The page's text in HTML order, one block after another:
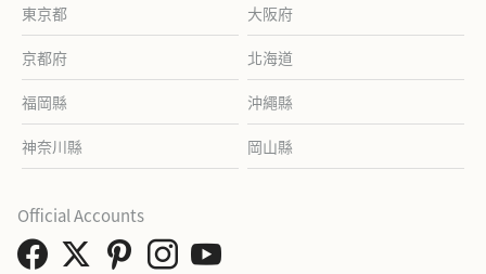
東京都 大阪府
京都府 北海道
福岡縣 沖繩縣
神奈川縣 岡山縣
Official Accounts